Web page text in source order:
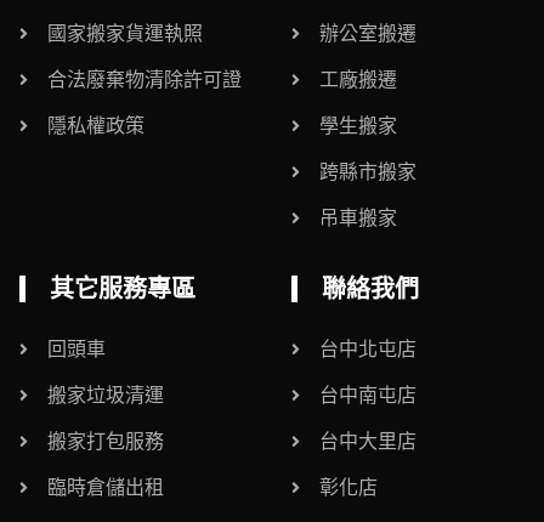
國家搬家貨運執照
合法廢棄物清除許可證
隱私權政策
辦公室搬遷
工廠搬遷
學生搬家
跨縣市搬家
吊車搬家
其它服務專區
回頭車
搬家垃圾清運
搬家打包服務
臨時倉儲出租
聯絡我們
台中北屯店
台中南屯店
台中大里店
彰化店